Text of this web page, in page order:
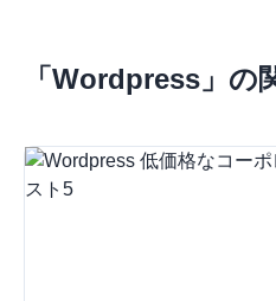
「 Wordpress 」の